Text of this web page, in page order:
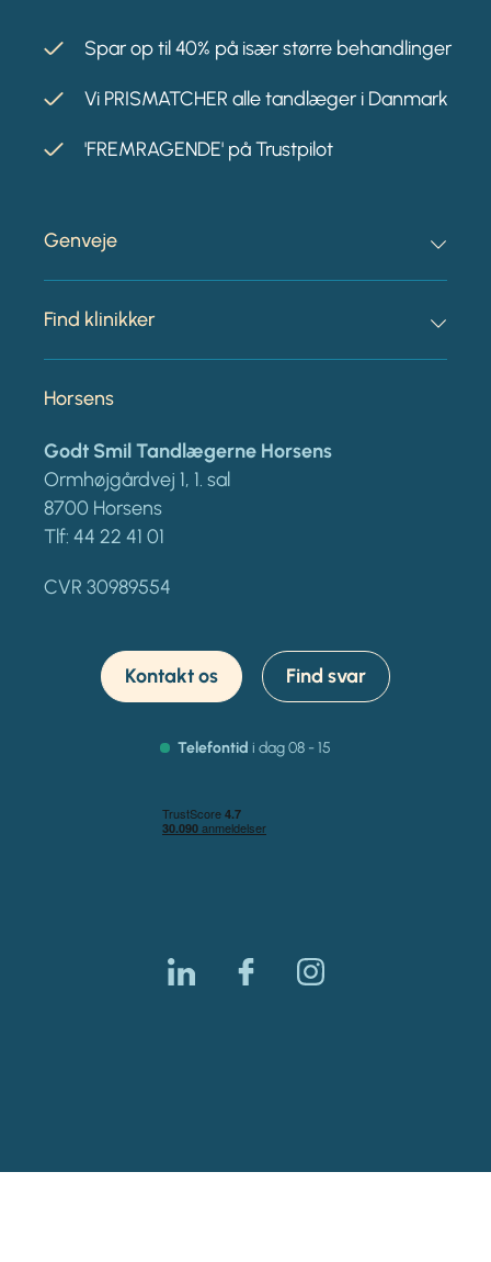
Spar op til 40% på især større behandlinger
Vi PRISMATCHER alle tandlæger i Danmark
'FREMRAGENDE' på Trustpilot
Genveje
Find klinikker
Horsens
Godt Smil Tandlægerne Horsens
Ormhøjgårdvej 1, 1. sal
8700 Horsens
Tlf: 44 22 41 01
CVR 30989554
Kontakt os Find svar
Telefontid i dag 08 - 15